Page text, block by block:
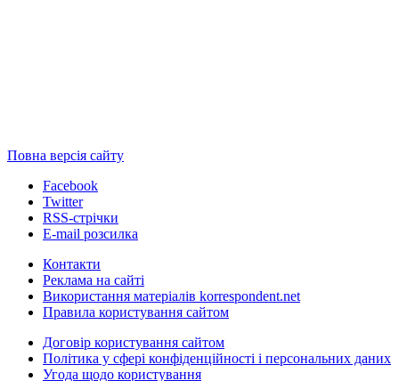
Повна версія сайту
Facebook
Twitter
RSS-стрічки
E-mail розсилка
Контакти
Реклама на сайті
Використання матеріалів korrespondent.net
Правила користування сайтом
Договір користування сайтом
Політика у сфері конфіденційності і персональних даних
Угода щодо користування